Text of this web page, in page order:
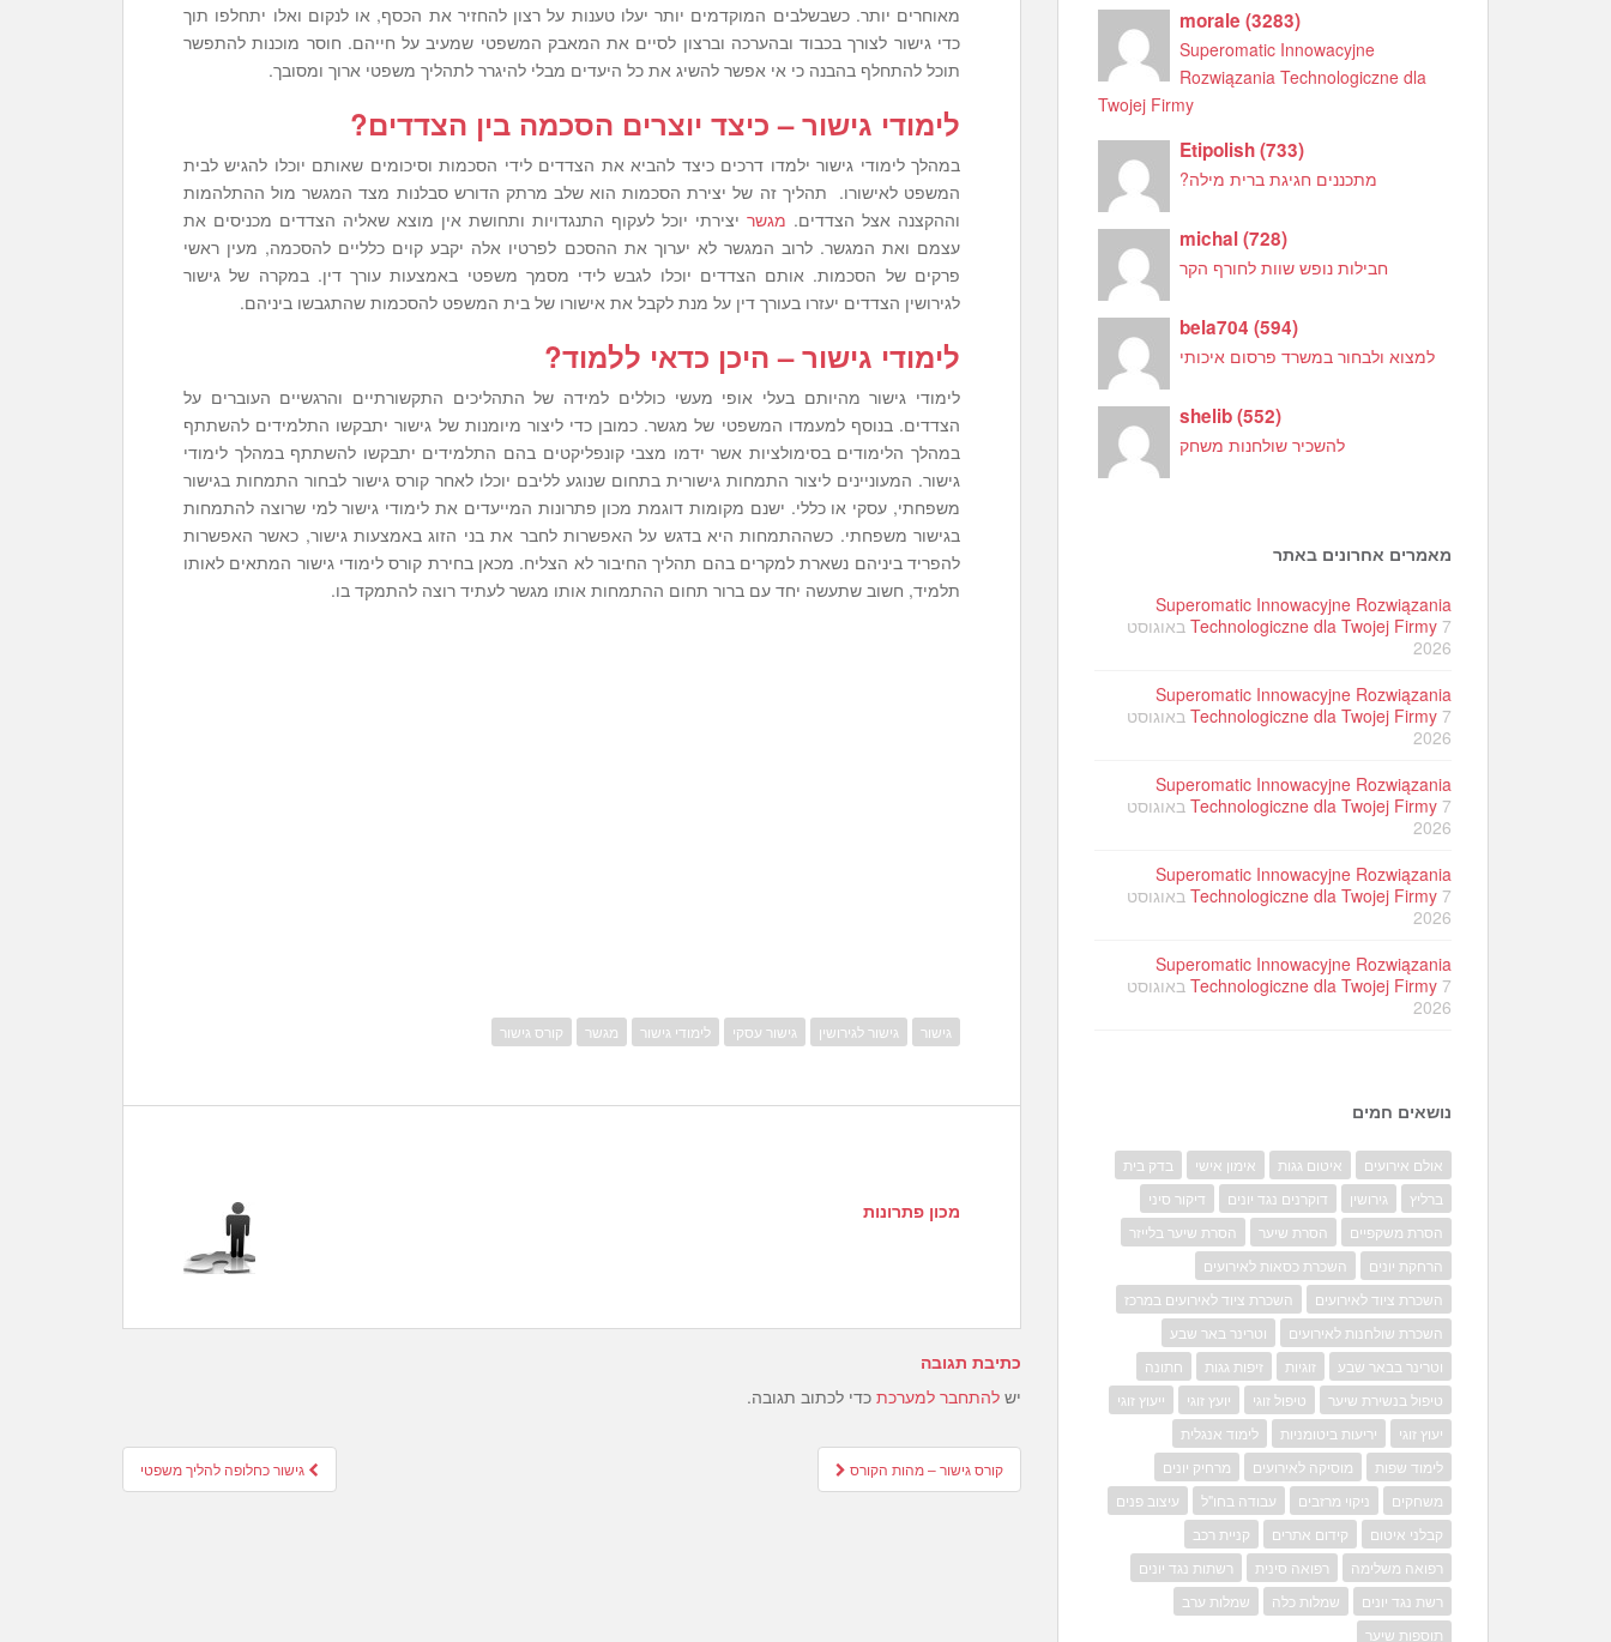
מאוחרים יותר. כשבשלבים המוקדמים יותר יעלו טענות על רצון להחזיר את הכסף, או לנקום ואלו יתחלפו תוך
כדי גישור לצורך בכבוד ובהערכה וברצון לסיים את המאבק המשפטי שמעיב על חייהם. חוסר מוכנות להתפשר
תוכל להתחלף בהבנה כי אי אפשר להשיג את כל היעדים מבלי להיגרר לתהליך משפטי ארוך ומסובך.
לימודי גישור– כיצד יוצרים הסכמה בין הצדדים?
במהלך לימודי גישור ילמדו דרכים כיצד להביא את הצדדים לידי הסכמות וסיכומים שאותם יוכלו להגיש לבית
המשפט לאישורו. תהליך זה של יצירת הסכמות הוא שלב מרתק הדורש סבלנות מצד המגשר מול ההתלהמות
וההקצנה אצל הצדדים. מגשר יצירתי יוכל לעקוף התנגדויות ותחושת אין מוצא שאליה הצדדים מכניסים את
עצמם ואת המגשר. לרוב המגשר לא יערוך את ההסכם לפרטיו אלה יקבע קוים כלליים להסכמה, מעין ראשי
פרקים של הסכמות. אותם הצדדים יוכלו לגבש לידי מסמך משפטי באמצעות עורך דין. במקרה של גישור
לגירושין הצדדים יעזרו בעורך דין על מנת לקבל את אישורו של בית המשפט להסכמות שהתגבשו ביניהם.
לימודי גישור– היכן כדאי ללמוד?
לימודי גישור מהיותם בעלי אופי מעשי כוללים למידה של התהליכים התקשורתיים והרגשיים העוברים על
הצדדים. בנוסף למעמדו המשפטי של מגשר. כמובן כדי ליצור מיומנות של גישור יתבקשו התלמידים להשתתף
במהלך הלימודים בסימולציות אשר ידמו מצבי קונפליקטים בהם התלמידים יתבקשו להשתתף במהלך לימודי
גישור. המעוניינים ליצור התמחות גישורית בתחום שנוגע לליבם יוכלו לאחר קורס גישור לבחור התמחות בגישור
משפחתי, עסקי או כללי. ישנם מקומות דוגמת מכון פתרונות המייעדים את לימודי גישור למי שרוצה להתמחות
בגישור משפחתי. כשההתמחות היא בדגש על האפשרות לחבר את בני הזוג באמצעות גישור, כאשר האפשרות
להפריד ביניהם נשארת למקרים בהם תהליך החיבור לא הצליח. מכאן בחירת קורס לימודי גישור המתאים לאותו
תלמיד, חשוב שתעשה יחד עם ברור תחום ההתמחות אותו מגשר לעתיד רוצה להתמקד בו.
גישור גישור לגירושין גישור עסקי לימודי גישור מגשר קורס גישור
מכון פתרונות
כתיבת תגובה
יש להתחבר למערכת כדי לכתוב תגובה.
Post
navigation
גישור כחלופה להליך משפטי קורס גישור – מהות הקורס
morale(3283)
Superomatic Innowacyjne
Rozwiązania Technologiczne dla
Twojej Firmy
Etipolish(733)
מתכננים חגיגת ברית מילה?
michal(728)
חבילות נופש שוות לחורף הקר
bela704(594)
למצוא ולבחור במשרד פרסום איכותי
shelib(552)
להשכיר שולחנות משחק
מאמרים אחרונים באתר
Superomatic Innowacyjne Rozwiązania
Technologiczne dla Twojej Firmy 7 באוגוסט
2026
Superomatic Innowacyjne Rozwiązania
Technologiczne dla Twojej Firmy 7 באוגוסט
2026
Superomatic Innowacyjne Rozwiązania
Technologiczne dla Twojej Firmy 7 באוגוסט
2026
Superomatic Innowacyjne Rozwiązania
Technologiczne dla Twojej Firmy 7 באוגוסט
2026
Superomatic Innowacyjne Rozwiązania
Technologiczne dla Twojej Firmy 7 באוגוסט
2026
נושאים חמים
אולם אירועים איטום גגות אימון אישי
בדק בית
ברליץ
גירושין דוקרנים נגד יונים
דיקור סיני
הסרת משקפיים
הסרת שיער
הסרת שיער בלייזר
הרחקת יונים
השכרת כסאות לאירועים
השכרת ציוד לאירועים
השכרת ציוד לאירועים במרכז
השכרת שולחנות לאירועים
וטרינר באר שבע
וטרינר בבאר שבע
זוגיות זיפות גגות
חתונה
טיפול בנשירת שיער
טיפול זוגי יועץ זוגי
ייעוץ זוגי
יעוץ זוגי
יריעות ביטומניות
לימוד אנגלית
לימוד שפות
מוסיקה לאירועים
מרחיק יונים
משחקים
ניקוי מרזבים עבודה בחו"ל
עיצוב פנים
קבלני איטום
קידום אתרים
קניית רכב
רפואה משלימה
רפואה סינית
רשתות נגד יונים
רשת נגד יונים
שמלות כלה
שמלות ערב
תוספות שיער